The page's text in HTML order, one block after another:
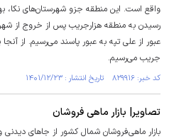
واقع است. این منطقه جزو شهرستان‌های نکا،
رسیدن به منطقه هزارجریب پس از خروج از
جریب می‌رسیم.
کد خبر: ۸۲۹۹۱۶ تاریخ انتشار : ۱۴۰۱/۱۲/۲۳
تصاویر| بازار ماهی فروشان
بازار ماهی‌فروشان شمال کشور از جا‌های